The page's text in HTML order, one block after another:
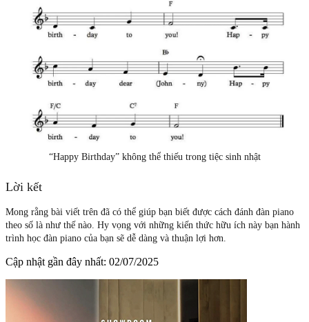
“Happy Birthday” không thể thiếu trong tiệc sinh nhật
Lời kết
Mong rằng bài viết trên đã có thể giúp bạn biết được cách đánh đàn piano
theo số là như thế nào. Hy vọng với những kiến thức hữu ích này bạn hành
trình học đàn piano của bạn sẽ dễ dàng và thuận lợi hơn.
Cập nhật gần đây nhất: 02/07/2025